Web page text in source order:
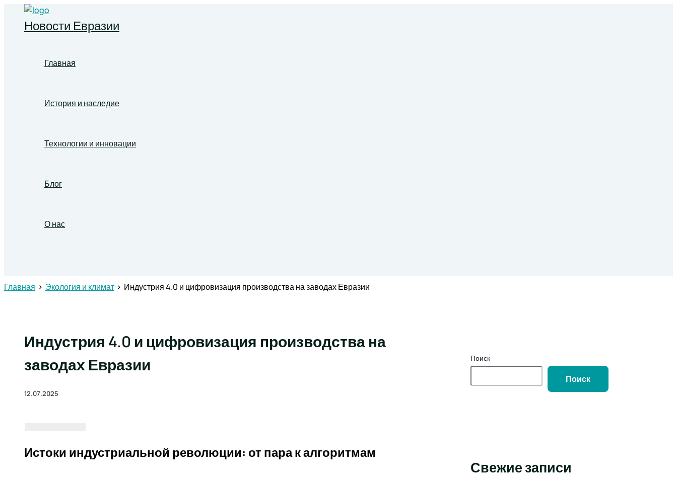
Перейти
содержимому
Новости Евразии
Главная
История и наследие
Технологии и инновации
Блог
О нас
Главная Экология и климат Индустрия 4.0 и цифровизация производства на заводах Евразии
Индустрия 4.0 и цифровизация производства на
заводах Евразии
12.07.2025
Истоки индустриальной революции: от пара к алгоритмам
Поиск
Поиск
Свежие записи